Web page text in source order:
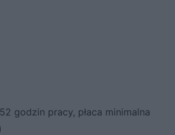
godzin pracy, płaca minimalna